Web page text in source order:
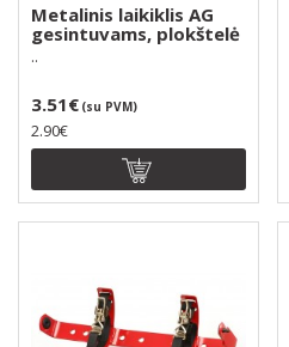
Metalinis laikiklis AG
gesintuvams, plokštelė
..
3.51€ (su PVM)
2.90€